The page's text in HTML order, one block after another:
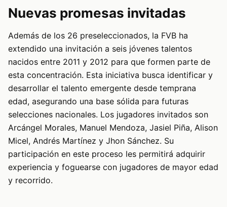
Nuevas promesas invitadas
Además de los 26 preseleccionados, la FVB ha
extendido una invitación a seis jóvenes talentos
nacidos entre 2011 y 2012 para que formen parte de
esta concentración. Esta iniciativa busca identificar y
desarrollar el talento emergente desde temprana
edad, asegurando una base sólida para futuras
selecciones nacionales. Los jugadores invitados son
Arcángel Morales, Manuel Mendoza, Jasiel Piña, Alison
Micel, Andrés Martínez y Jhon Sánchez. Su
participación en este proceso les permitirá adquirir
experiencia y foguearse con jugadores de mayor edad
y recorrido.